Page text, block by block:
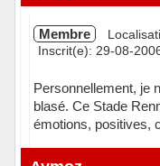
Membre
Inscrit(e): 29-08-
Personnellement, je
blasé. Ce Stade
émotions, positives,
Hors ligne